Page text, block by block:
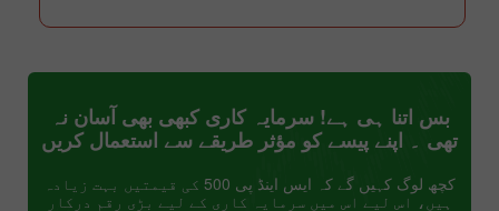
بس اتنا ہی ہے! سرمایہ کاری کبھی بھی آسان نہ
تھی ۔ اپنے پیسے کو مؤثر طریقے سے استعمال کریں
کچھ لوگ کہیں گے کہ ایس اینڈ پی 500 کی قیمتیں بہت زیادہ
ہیں، اس لیے اس میں سرمایہ کاری کے لیے بڑی رقم درکار